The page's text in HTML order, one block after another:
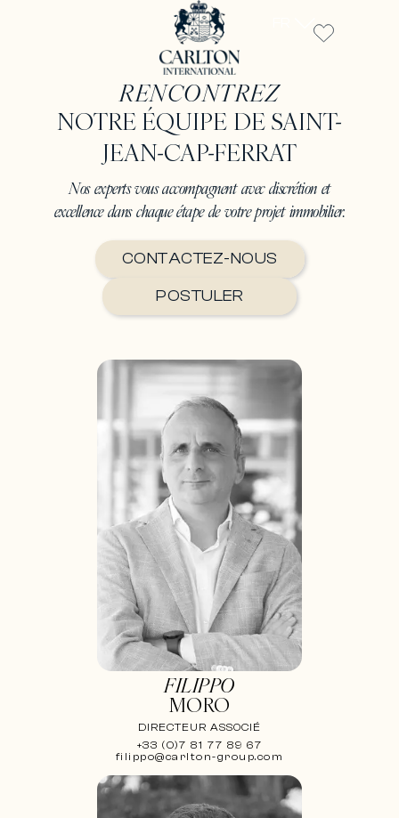
RENCONTREZ
NOTRE ÉQUIPE DE SAINT-
JEAN-CAP-FERRAT
Nos experts vous accompagnent avec discrétion et
excellence dans chaque étape de votre projet immobilier.
CONTACTEZ-NOUS
POSTULER
FILIPPO
MORO
DIRECTEUR ASSOCIÉ
+33 (0)7 81 77 89 67
filippo@carlton-group.com